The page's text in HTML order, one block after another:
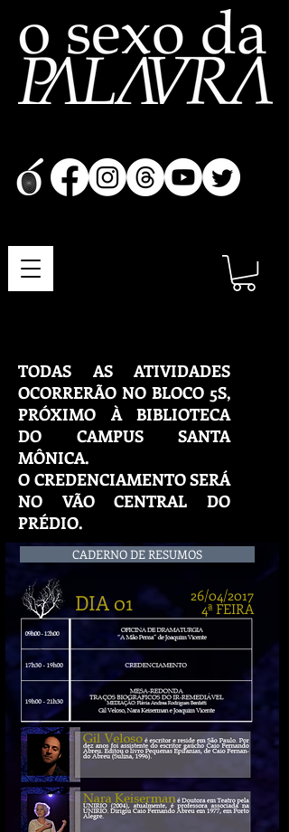
TODAS AS ATIVIDADES
OCORRERÃO NO BLOCO 5S,
PRÓXIMO À BIBLIOTECA
DO CAMPUS SANTA
MÔNICA.
O CREDENCIAMENTO SERÁ
NO VÃO CENTRAL DO
PRÉDIO.
CADERNO DE RESUMOS
DIA 01 26/04/2017
4ª FEIRA